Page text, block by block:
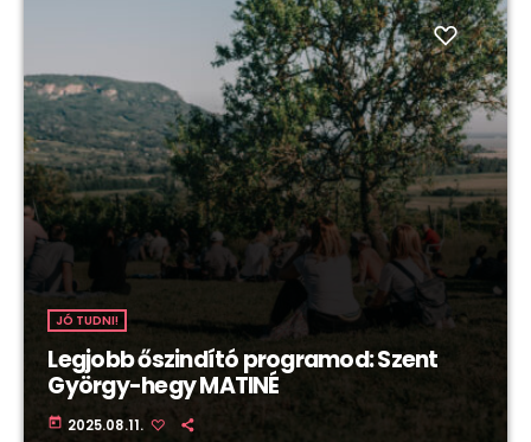
JÓ TUDNI!
Legjobb őszindító programod: Szent
György-hegy MATINÉ
today 2025.08.11.